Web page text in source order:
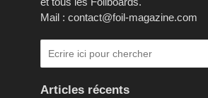
Mail : contact@foil-magazine.com
Articles récents